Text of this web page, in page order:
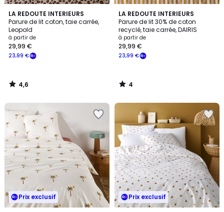
LA REDOUTE INTERIEURS
Parure de lit coton, taie carrée,
Leopold
à partir de
23,99 €
29,99 €
4,6
/ 5
4,6
/
LA REDOUTE INTERIEURS
Parure de lit 30% de coton
recyclé, taie carrée, DAIRIS
à partir de
23,99 €
29,99 €
4
/
5
4
/
Prix exclusif Prix exclusif